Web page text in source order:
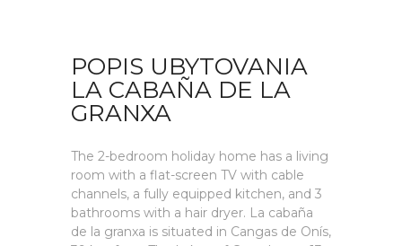
POPIS UBYTOVANIA
LA CABAÑA DE LA
GRANXA
The 2-bedroom holiday home has a living
room with a flat-screen TV with cable
channels, a fully equipped kitchen, and 3
bathrooms with a hair dryer. La cabaña
de la granxa is situated in Cangas de Onís,